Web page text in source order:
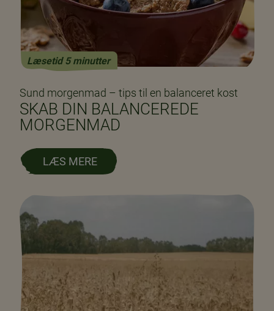
Læsetid 5 minutter
Sund morgenmad – tips til en balanceret kost
SKAB DIN BALANCEREDE
MORGENMAD
LÆS MERE